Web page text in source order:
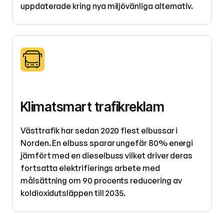
uppdaterade kring nya miljövänliga alternativ.
Klimatsmart trafikreklam
Västtrafik har sedan 2020 flest elbussar i
Norden. En elbuss sparar ungefär 80% energi
jämfört med en dieselbuss vilket driver deras
fortsatta elektrifierings arbete med
målsättning om 90 procents reducering av
koldioxidutsläppen till 2035.